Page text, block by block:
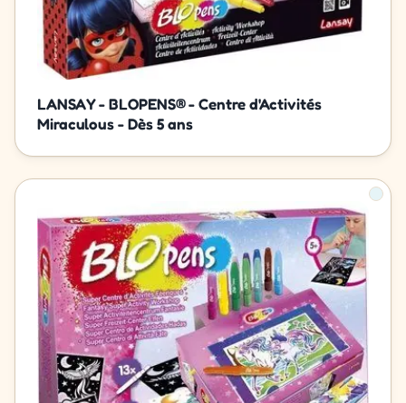
LANSAY - BLOPENS® - Centre d'Activités
Miraculous - Dès 5 ans